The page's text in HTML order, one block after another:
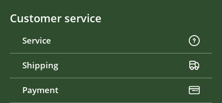
Customer service
Service
Shipping
Payment